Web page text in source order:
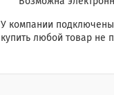
У компании
купить любой товар не